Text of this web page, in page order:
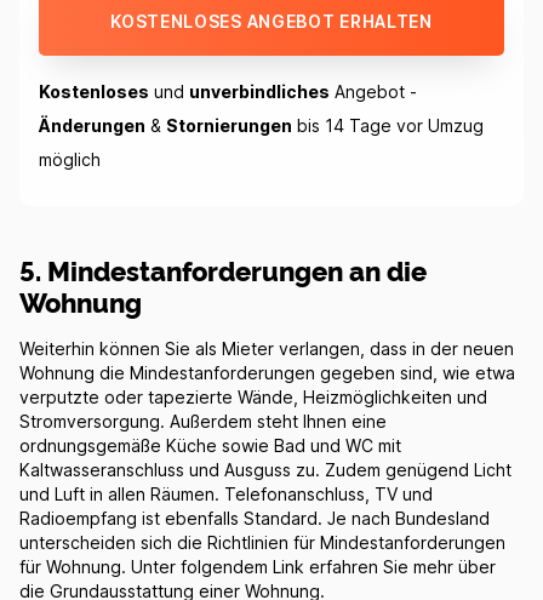
KOSTENLOSES ANGEBOT ERHALTEN
Kostenloses und unverbindliches Angebot -
Änderungen & Stornierungen bis 14 Tage vor Umzug
möglich
5. Mindestanforderungen an die
Wohnung
Weiterhin können Sie als Mieter verlangen, dass in der neuen
Wohnung die Mindestanforderungen gegeben sind, wie etwa
verputzte oder tapezierte Wände, Heizmöglichkeiten und
Stromversorgung. Außerdem steht Ihnen eine
ordnungsgemäße Küche sowie Bad und WC mit
Kaltwasseranschluss und Ausguss zu. Zudem genügend Licht
und Luft in allen Räumen. Telefonanschluss, TV und
Radioempfang ist ebenfalls Standard. Je nach Bundesland
unterscheiden sich die Richtlinien für Mindestanforderungen
für Wohnung. Unter folgendem Link erfahren Sie mehr über
die Grundausstattung einer Wohnung.